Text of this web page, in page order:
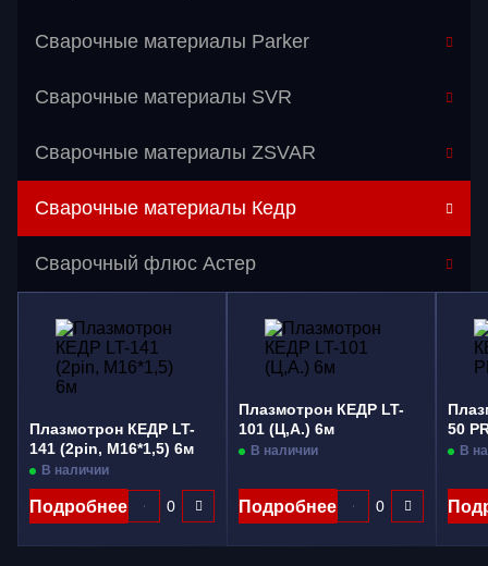
Сварочные материалы Parker
Сварочные материалы SVR
Сварочные материалы ZSVAR
Сварочные материалы Кедр
Перейти в категорию
Газосварочное оборудование
Дополнительное оборудование
Распродажа
Сварочные аппараты
Сварочные горелки
Сварочный флюс Астер
Плазмотрон КЕДР LT-
141 (2pin, M16*1,5) 6м
В наличии
Подробнее
Плазмотрон КЕДР LT-
101 (Ц,А.) 6м
В наличии
Подробнее
50
В